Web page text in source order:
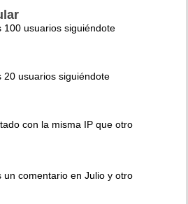
100 usuarios siguiéndote
20 usuarios siguiéndote
con la misma IP que otro
un comentario en Julio y otro